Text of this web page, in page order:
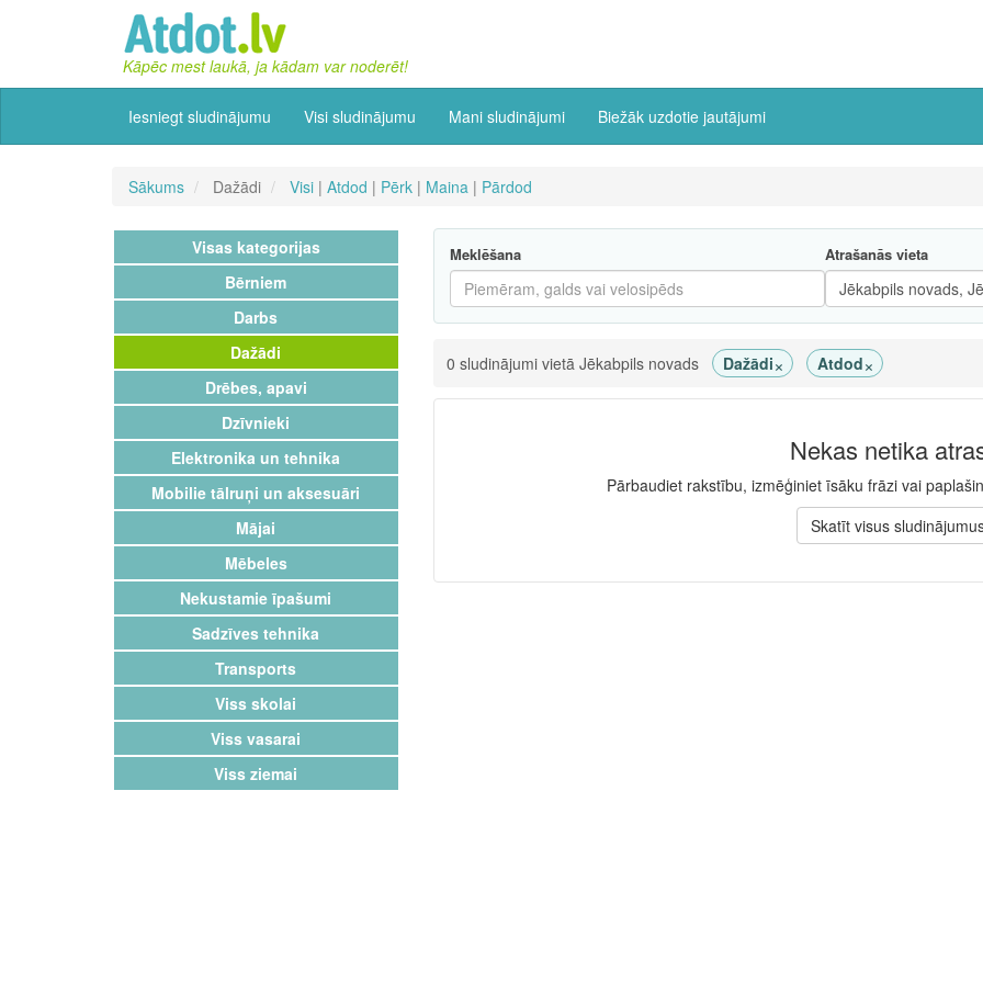
Kāpēc mest laukā, ja kādam var noderēt!
Iesniegt sludinājumu Visi sludinājumu Mani sludinājumi Biežāk uzdotie jautājumi
Sākums Dažādi Visi | Atdod | Pērk | Maina | Pārdod
Visas kategorijas
Bērniem
Darbs
Dažādi
Drēbes, apavi
Dzīvnieki
Elektronika un tehnika
Mobilie tālruņi un aksesuāri
Mājai
Mēbeles
Nekustamie īpašumi
Sadzīves tehnika
Transports
Viss skolai
Viss vasarai
Viss ziemai
Meklēšana Atrašanās vieta
0 sludinājumi vietā Jēkabpils novads Dažādi× Atdod×
Nekas netika
Pārbaudiet rakstību, izmēģiniet īsāku frāzi vai
Skatīt visus